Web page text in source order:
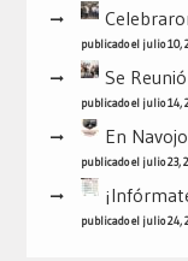
publicado el julio 10,
Se
publicado el julio 14,
En
publicado el julio 23,
publicado el julio 24,